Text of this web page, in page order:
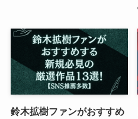
鈴木拡樹ファンがおすすめ